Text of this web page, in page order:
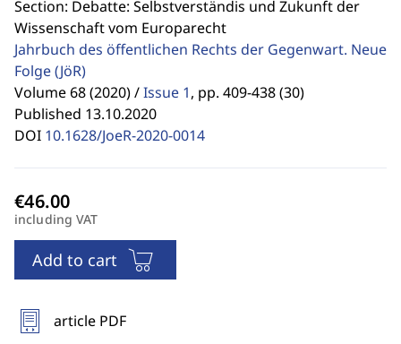
Section: Debatte: Selbstverständis und Zukunft der
Wissenschaft vom Europarecht
Jahrbuch des öffentlichen Rechts der Gegenwart. Neue
Folge(JöR)
Volume 68 (2020) /Issue 1, pp. 409-438 (30)
Published 13.10.2020
DOI 10.1628/JoeR-2020-0014
including VAT
Add to cart
article PDF